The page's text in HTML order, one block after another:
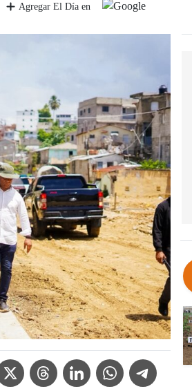
Agregar El Día en
Icon Icon
Threads IconLinkedin IconWhatsApp IconTelegram Icon